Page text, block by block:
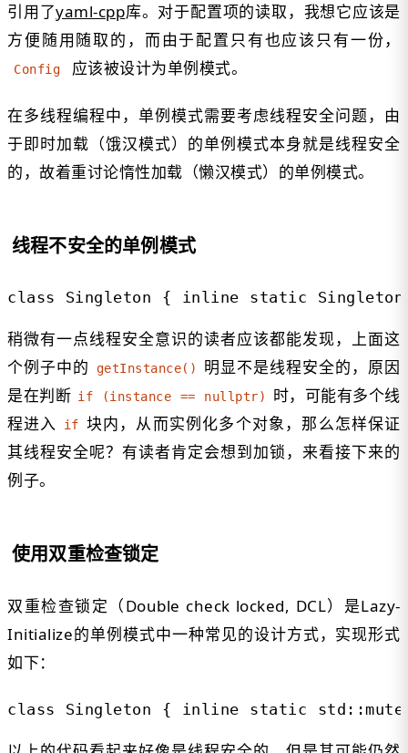
引用了yaml-cpp库。对于配置项的读取，我想它应该是
方便随用随取的，而由于配置只有也应该只有一份，
Config 应该被设计为单例模式。
在多线程编程中，单例模式需要考虑线程安全问题，由
于即时加载（饿汉模式）的单例模式本身就是线程安全
的，故着重讨论惰性加载（懒汉模式）的单例模式。
线程不安全的单例模式
class Singleton { inline static
稍微有一点线程安全意识的读者应该都能发现，上面这
个例子中的
getInstance()
明显不是线程安全的，原因
是在判断 if (instance == nullptr)
时，可能有多个线
程进入
if 块内，从而实例化多个对象，那么怎样保证
其线程安全呢？有读者肯定会想到加锁，来看接下来的
例子。
使用双重检查锁定
双重检查锁定（Double check locked, DCL）是Lazy-
Initialize的单例模式中一种常见的设计方式，实现形式
如下：
class Singleton { inline static